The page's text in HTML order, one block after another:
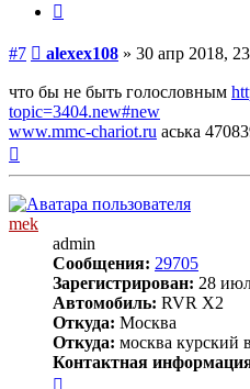
#7 Сообщение
alexex108 » 30 апр 2018,
что бы не быть голословным
topic=3404.new#new
www.mmc-chariot.ru аська
mek
admin
Сообщения: 29705
Зарегистрирован: 28
Автомобиль: RVR X2
Откуда: Москва
Откуда: москва курский
Контактная